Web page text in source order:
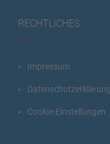
RECHTLICHES
Impressum
Datenschutzerklärung
Cookie-Einstellungen